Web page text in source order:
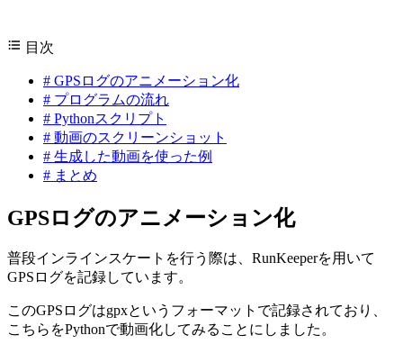
目次
# GPSログのアニメーション化
# プログラムの流れ
# Pythonスクリプト
# 動画のスクリーンショット
# 生成した動画を使った例
# まとめ
GPSログのアニメーション化
普段インラインスケートを行う際は、RunKeeperを用いて
GPSログを記録しています。
このGPSログはgpxというフォーマットで記録されており、
こちらをPythonで動画化してみることにしました。